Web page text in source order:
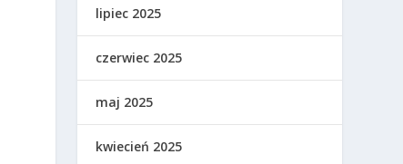
lipiec 2025
czerwiec 2025
maj 2025
kwiecień 2025